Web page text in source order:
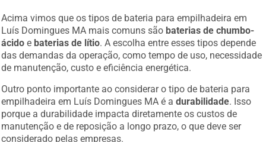
Acima vimos que os tipos de bateria para empilhadeira em
Luís Domingues MA mais comuns são baterias de chumbo-
ácido e baterias de lítio . A escolha entre esses tipos depende
das demandas da operação, como tempo de uso, necessidade
de manutenção, custo e eficiência energética.
Outro ponto importante ao considerar o tipo de bateria para
empilhadeira em Luís Domingues MA é adurabilidade . Isso
porque a durabilidade impacta diretamente os custos de
manutenção e de reposição a longo prazo, o que deve ser
considerado pelas empresas.